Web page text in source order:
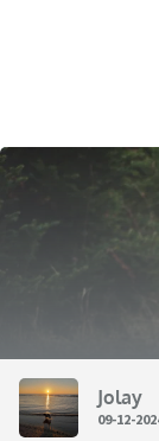
Jolay
09-12-